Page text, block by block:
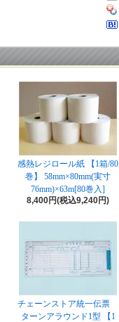
感熱レジロール紙 【1箱/80
巻】 58mm×80mm(実寸
76mm)×63m[80巻入]
8,400円(税込9,240円)
チェーンストア統一伝票
ターンアラウンド1型 【1